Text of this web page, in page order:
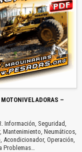
–
Información, Seguridad,
Neumáticos,
Operación,